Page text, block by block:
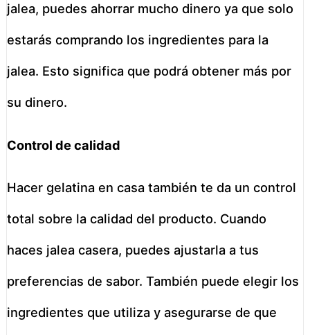
jalea, puedes ahorrar mucho dinero ya que solo
estarás comprando los ingredientes para la
jalea. Esto significa que podrá obtener más por
su dinero.
Control de calidad
Hacer gelatina en casa también te da un control
total sobre la calidad del producto. Cuando
haces jalea casera, puedes ajustarla a tus
preferencias de sabor. También puede elegir los
ingredientes que utiliza y asegurarse de que